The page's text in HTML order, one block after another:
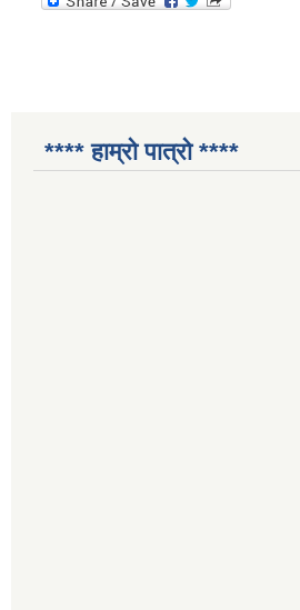
**** हाम्रो पात्रो ****